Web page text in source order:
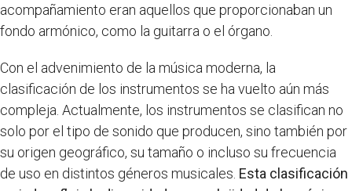
acompañamiento eran aquellos que proporcionaban un
fondo armónico, como la guitarra o el órgano.
Con el advenimiento de la música moderna, la
clasificación de los instrumentos se ha vuelto aún más
compleja. Actualmente, los instrumentos se clasifican no
solo por el tipo de sonido que producen, sino también por
su origen geográfico, su tamaño o incluso su frecuencia
de uso en distintos géneros musicales. Esta clasificación